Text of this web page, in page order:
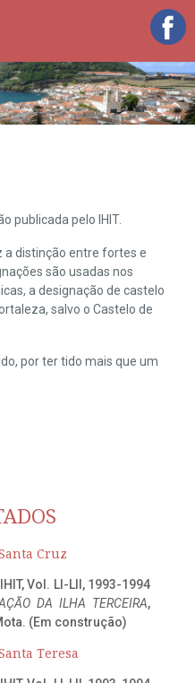
publicada pelo IHIT.
a distinção entre fortes e
são usadas nos
a designação de castelo
salvo o Castelo de
por ter tido mais que um
Cruz
Vol. LI-LII, 1993-1994
DA ILHA TERCEIRA,
(Em construção)
Teresa